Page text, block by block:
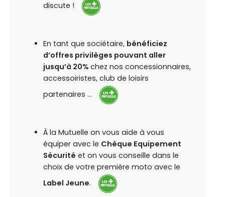
discute !
En tant que sociétaire, bénéficiez
d’offres privilèges pouvant aller
jusqu’à 20% chez nos concessionnaires,
accessoiristes, club de loisirs
partenaires …
À la Mutuelle on vous aide à vous
équiper avec le Chèque Equipement
Sécurité et on vous conseille dans le
choix de votre première moto avec le
Label Jeune.